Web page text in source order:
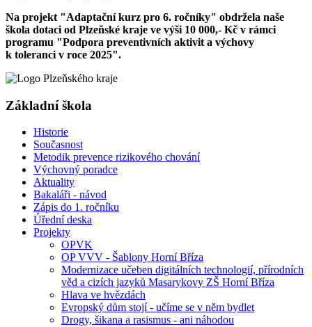
Na projekt "Adaptační kurz pro 6. ročníky" obdržela naše
škola dotaci od Plzeňské kraje ve výši 10 000,- Kč v rámci
programu "Podpora preventivních aktivit a výchovy
k toleranci v roce 2025".
Základní škola
Historie
Současnost
Metodik prevence rizikového chování
Výchovný poradce
Aktuality
Bakaláři - návod
Zápis do 1. ročníku
Úřední deska
Projekty
OPVK
OP VVV - Šablony Horní Bříza
Modernizace učeben digitálních technologií, přírodních
věd a cizích jazyků Masarykovy ZŠ Horní Bříza
Hlava ve hvězdách
Evropský dům stojí - učíme se v něm bydlet
Drogy, šikana a rasismus - ani náhodou